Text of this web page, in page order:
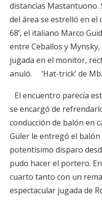
distancias
del área se estrelló en el
68’, el italiano Marco
entre Ceballos y
jugada en el monitor,
anuló. ‘Hat-trick’ de
El encuentro parecía
se encargó de
conducción de balón en
Güler le entregó el balón
potentísimo disparo
pudo hacer el portero.
cuarto tanto con un
espectacular jugada de